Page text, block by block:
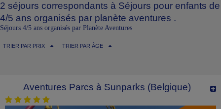
2 séjours correspondants à Séjours pour enfants de
4/5 ans organisés par planète aventures .
Séjours 4/5 ans organisés par Planète Aventures
TRIER PAR PRIX TRIER PAR ÂGE
Aventures Parcs à Sunparks (Belgique)